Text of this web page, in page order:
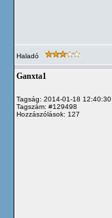
Haladó
Ganxta1
Tagság: 2014-01-18 12:40:30
Tagszám: #129498
Hozzászólások: 127